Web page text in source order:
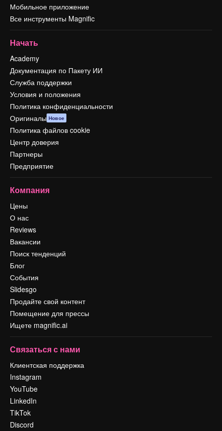
Мобильное приложение
Все инструменты Magnific
Начать
Academy
Документация по Пакету ИИ
Служба поддержки
Условия и положения
Политика конфиденциальности
Оригиналы Новое
Политика файлов cookie
Центр доверия
Партнеры
Предприятие
Компания
Цены
О нас
Reviews
Вакансии
Поиск тенденций
Блог
События
Slidesgo
Продайте свой контент
Помещение для прессы
Ищете magnific.ai
Связаться с нами
Клиентская поддержка
Instagram
YouTube
LinkedIn
TikTok
Discord